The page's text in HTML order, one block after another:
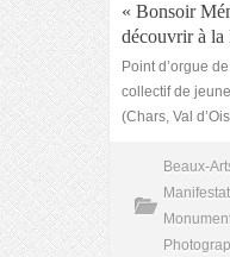
« Bonsoir
découvrir à la
Point d’orgue
collectif de
(Chars, Val
Beaux-